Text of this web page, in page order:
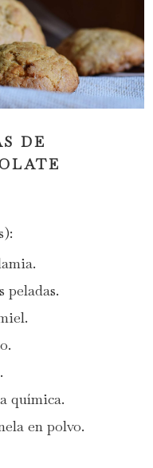
DE
peladas.
química.
en polvo.